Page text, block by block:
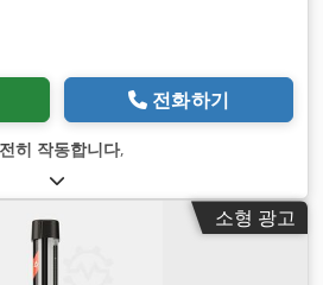
전화하기
히 작동합니다,
소형 광고